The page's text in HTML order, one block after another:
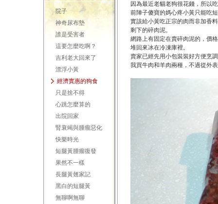
院子
神奇尿布墊
誰是受害者
這要怎麼吃啊？
吉利老大回來了
漂浮小黃
經濟實惠的狗食
只是捨不得
心跳怎麼算的
出院回家
腎衰竭與腫瘤惡化
快樂時光
短腿黃腫瘤復發
果然不一樣
長腿黃翹家記
黑白的短腿黃
無聊啊無聊
因為最近老貓老狗很花錢，所以
前陣子傻寶的媽心疼小黃只能吃
實該給小黃吃正宗的肉而非加香
剩下的碎肉泥。
網路上有固定在賣碎肉泥的，價
堆回來冰在冷凍庫裡。
賣家已經先用小包裝裝好方便烹
我買牛肉和羊肉兩種，不過從外